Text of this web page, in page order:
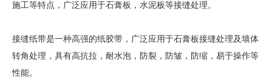
施工等特点，广泛应用于石膏板，水泥板等接缝处理。
接缝纸带是一种高强的纸胶带，广泛应用于石膏板接缝处理及墙体
转角处理，具有高抗拉，耐水泡，防裂，防皱，防缩，易于操作等
性能。